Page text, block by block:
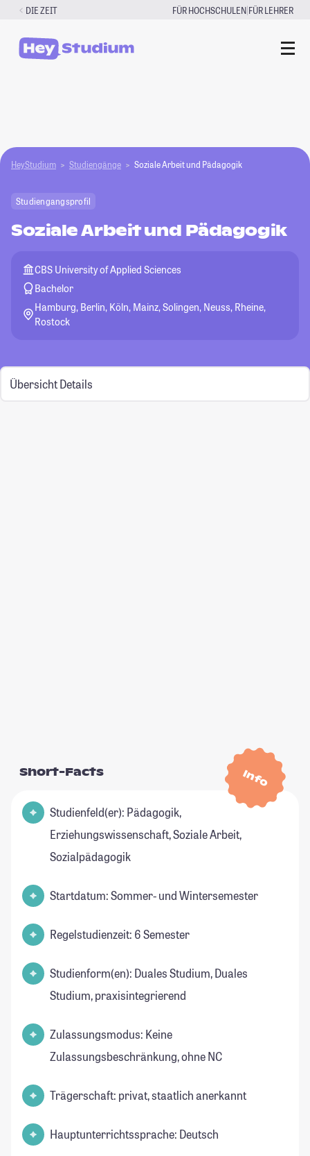
Zum
springen
DIE ZEIT FÜR HOCHSCHULEN|FÜR LEHRER
HeyStudium Studiengänge Soziale Arbeit und Pädagogik
Studiengangsprofil
Soziale Arbeit und Pädagogik
CBS University of Applied Sciences
Bachelor
Hamburg, Berlin, Köln, Mainz, Solingen, Neuss, Rheine,
Rostock
Übersicht Details
Info
Short-Facts
Studienfeld(er): Pädagogik,
Erziehungswissenschaft, Soziale Arbeit,
Sozialpädagogik
Startdatum: Sommer- und Wintersemester
Regelstudienzeit: 6 Semester
Studienform(en): Duales Studium, Duales
Studium, praxisintegrierend
Zulassungsmodus: Keine
Zulassungsbeschränkung, ohne NC
Trägerschaft: privat, staatlich anerkannt
Hauptunterrichtssprache: Deutsch